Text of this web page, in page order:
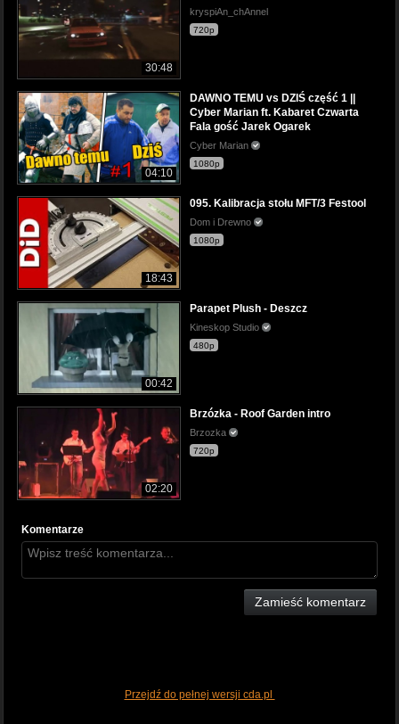
30:48
kryspiAn_chAnnel
720p
04:10
DAWNO TEMU vs DZIŚ część 1 ||
Cyber Marian ft. Kabaret Czwarta
Fala gość Jarek Ogarek
Cyber Marian
1080p
18:43
095. Kalibracja stołu MFT/3 Festool
Dom i Drewno
1080p
00:42
Parapet Plush - Deszcz
Kineskop Studio
480p
02:20
Brzózka - Roof Garden intro
Brzozka
720p
Komentarze
Zamieść komentarz
Przejdź do pełnej wersji cda.pl